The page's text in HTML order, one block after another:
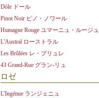
Dôle ドール
Pinot Noir ピノ・ノワール
Humagne Rouge ユマーニュ・ルージュ
L'Austral ローストラル
Les Brûlées レ・ブリュレ
43 Grand-Rue グラン-リュ
ロゼ
L'Ingénue ランジェニュ